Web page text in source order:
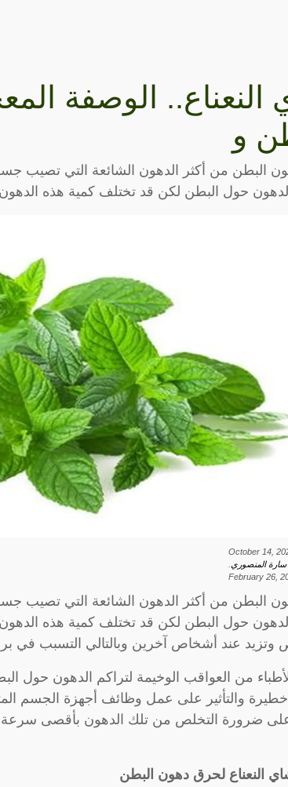
النعناع.. الوصفة
و
البطن من أكثر الدهون الشائعة التي تصيب
حول البطن لكن قد تختلف كمية هذه
October 14,
سارة المنصوري
February 26,
البطن من أكثر الدهون الشائعة التي تصيب
حول البطن لكن قد تختلف كمية هذه
وتزيد عند أشخاص آخرين وبالتالي التسبب في
من العواقب الوخيمة لتراكم الدهون
والتأثير على عمل وظائف أجهزة الجسم
على ضرورة التخلص من تلك الدهون بأقصى
النعناع لحرق دهون البطن